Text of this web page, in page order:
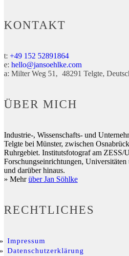
KONTAKT
t: +49 152 52891864
e: hello@jansoehlke.com
a: Milter Weg 51 48291 Telgte
ÜBER MICH
Industrie-, Wissenschafts- und
Telgte bei Münster, zwischen
Ruhrgebiet. Institutsfotograf am ZESS/
Forschungseinrichtungen,
und darüber hinaus.
» Mehrüber Jan Söhlke
RECHTLICHES
Impressum
Datenschutzerklärung